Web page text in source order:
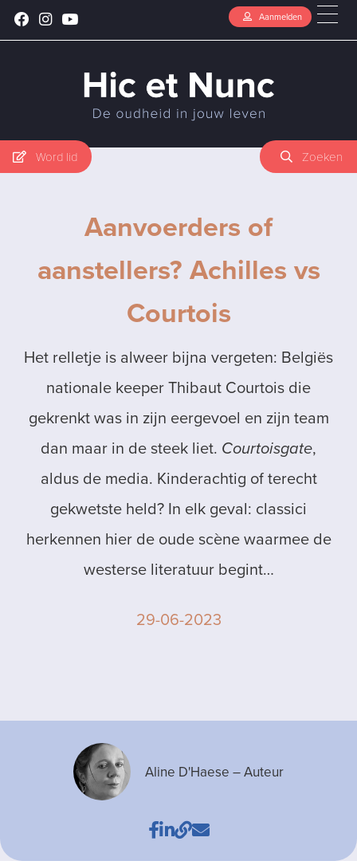
Aanmelden
Word lid Zoeken
Aanvoerders of
aanstellers? Achilles vs
Courtois
Het relletje is alweer bijna vergeten: Belgiës
nationale keeper Thibaut Courtois die
gekrenkt was in zijn eergevoel en zijn team
dan maar in de steek liet. Courtoisgate,
aldus de media. Kinderachtig of terecht
gekwetste held? In elk geval: classici
herkennen hier de oude scène waarmee de
westerse literatuur begint…
29-06-2023
Aline D'Haese – Auteur